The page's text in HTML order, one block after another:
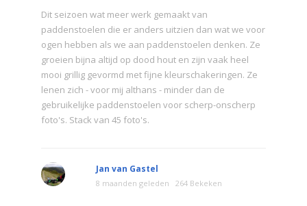
Dit seizoen wat meer werk gemaakt van
paddenstoelen die er anders uitzien dan wat we voor
ogen hebben als we aan paddenstoelen denken. Ze
groeien bijna altijd op dood hout en zijn vaak heel
mooi grillig gevormd met fijne kleurschakeringen. Ze
lenen zich - voor mij althans - minder dan de
gebruikelijke paddenstoelen voor scherp-onscherp
foto's. Stack van 45 foto's.
Jan van Gastel
8 maanden geleden 264 Bekeken